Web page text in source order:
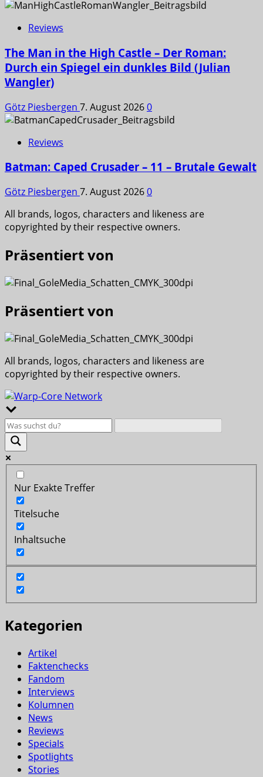
Reviews
The Man in the High Castle – Der Roman:
Durch ein Spiegel ein dunkles Bild (Julian
Wangler)
Götz Piesbergen 7. August 20260
Reviews
Batman: Caped Crusader – 11 – Brutale Gewalt
Götz Piesbergen 7. August 20260
All brands, logos, characters and likeness are
copyrighted by their respective owners.
Präsentiert von
Präsentiert von
All brands, logos, characters and likeness are
copyrighted by their respective owners.
Nur Exakte Treffer
Titelsuche
Inhaltsuche
Kategorien
Artikel
Faktenchecks
Fandom
Interviews
Kolumnen
News
Reviews
Specials
Spotlights
Stories